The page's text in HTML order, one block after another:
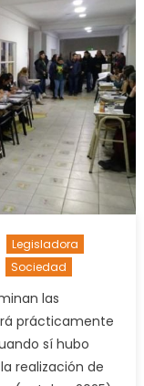
de
Río
en
la
de
en
Legisladora
Sociedad
las
prácticamente
sí hubo
realización de